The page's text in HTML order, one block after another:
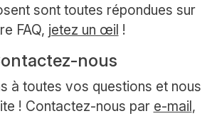
sont toutes répondues sur
FAQ, jetez un œil !
nous
à toutes vos questions et nous
! Contactez-nous par e-mail,